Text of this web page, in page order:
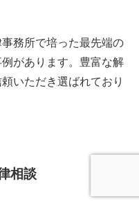
務所で培った最先端の
があります。豊富な解
いただき選ばれており
相談